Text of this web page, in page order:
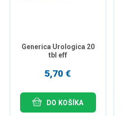
Generica Urologica 20
tbl eff
5,70 €
DO KOŠÍKA